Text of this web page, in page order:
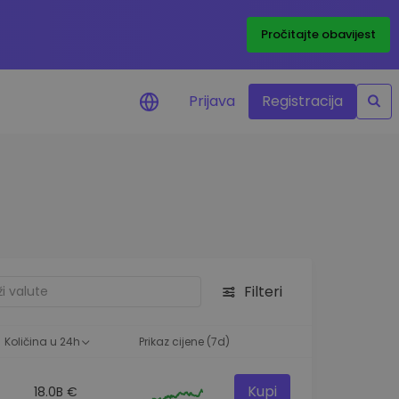
Pročitajte obavijest
Prijava Registracija
Filteri
Količina u 24h Prikaz cijene (7d)
18.0B € Kupi